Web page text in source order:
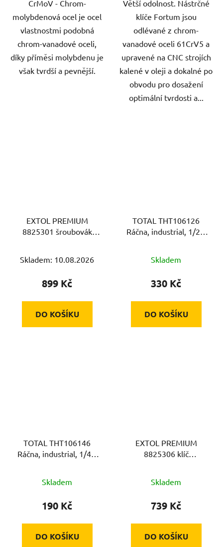
CrMoV - Chrom-
molybdenová ocel je ocel
vlastnostmi podobná
chrom-vanadové oceli,
díky příměsi molybdenu je
však tvrdší a pevnější.
Větší odolnost. Nástrčné
klíče Fortum jsou
odlévané z chrom-
vanadové oceli 61CrV5 a
upravené na CNC strojích
kalené v oleji a dokalné po
obvodu pro dosažení
optimální tvrdosti a...
EXTOL PREMIUM
8825301 šroubovák
Skladem: 10.08.2026
899 Kč
DO KOŠÍKU
TOTAL THT106126
Ráčna, industrial, 1/2",
Skladem
330 Kč
DO KOŠÍKU
TOTAL THT106146
Ráčna, industrial, 1/4",
Skladem
190 Kč
DO KOŠÍKU
EXTOL PREMIUM
8825306 klíč
Skladem
739 Kč
DO KOŠÍKU